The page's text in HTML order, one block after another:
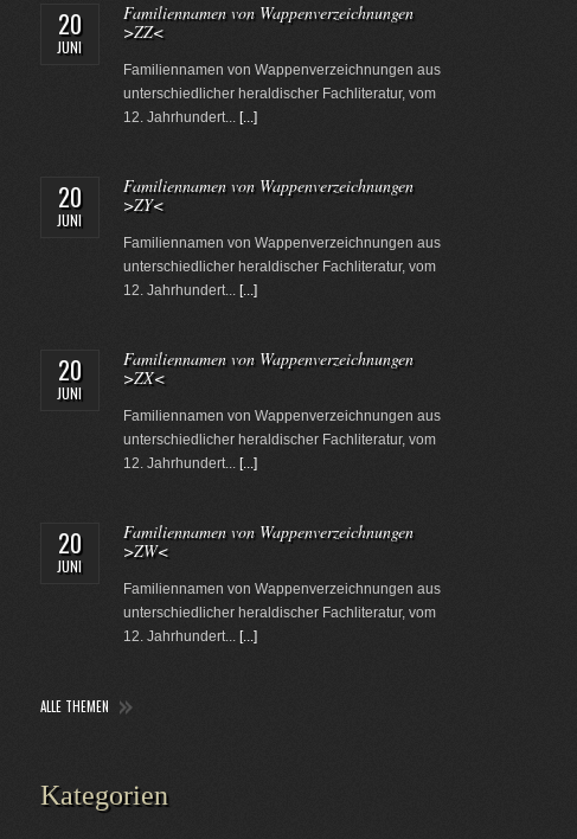
20
JUNI
Familiennamen von Wappenverzeichnungen
>ZZ<
Familiennamen von Wappenverzeichnungen aus
unterschiedlicher heraldischer Fachliteratur, vom
12. Jahrhundert... [...]
20
JUNI
Familiennamen von Wappenverzeichnungen
>ZY<
Familiennamen von Wappenverzeichnungen aus
unterschiedlicher heraldischer Fachliteratur, vom
12. Jahrhundert... [...]
20
JUNI
Familiennamen von Wappenverzeichnungen
>ZX<
Familiennamen von Wappenverzeichnungen aus
unterschiedlicher heraldischer Fachliteratur, vom
12. Jahrhundert... [...]
20
JUNI
Familiennamen von Wappenverzeichnungen
>ZW<
Familiennamen von Wappenverzeichnungen aus
unterschiedlicher heraldischer Fachliteratur, vom
12. Jahrhundert... [...]
ALLE THEMEN
Kategorien